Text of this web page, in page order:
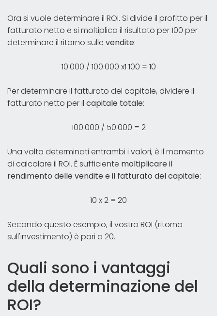
Ora si vuole determinare il ROI. Si divide il profitto per il
fatturato netto e si moltiplica il risultato per 100 per
determinare il ritorno sulle vendite:
10.000 / 100.000 x1 100 = 10
Per determinare il fatturato del capitale, dividere il
fatturato netto per il capitale totale:
100.000 / 50.000 = 2
Una volta determinati entrambi i valori, è il momento
di calcolare il ROI. È sufficiente moltiplicare il
rendimento delle vendite e il fatturato del capitale:
10 x 2 = 20
Secondo questo esempio, il vostro ROI (ritorno
sull'investimento) è pari a 20.
Quali sono i vantaggi
della determinazione del
ROI?